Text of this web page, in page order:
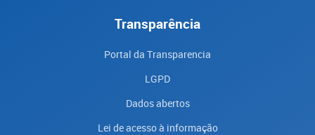
Transparência
Portal da Transparencia
LGPD
Dados abertos
Lei de acesso à informação